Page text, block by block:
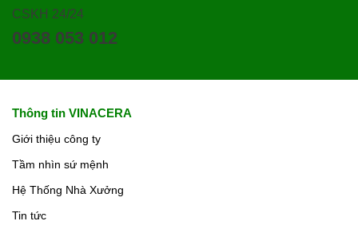
CSKH 24/24
0938 053 012
Thông tin VINACERA
Giới thiệu công ty
Tầm nhìn sứ mệnh
Hệ Thống Nhà Xưởng
Tin tức